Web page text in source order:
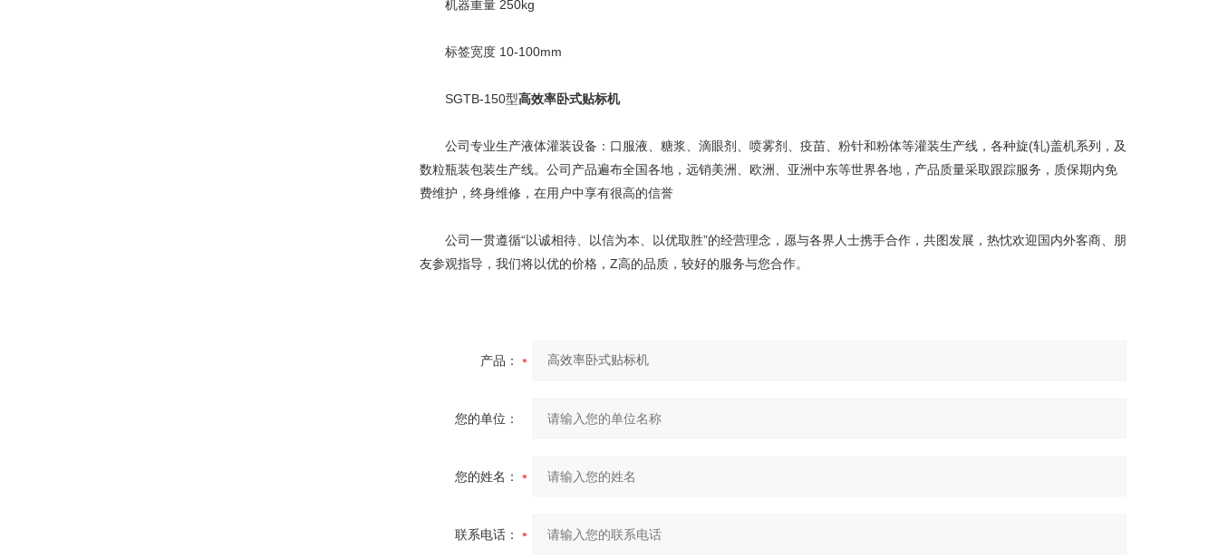
机器重量 250kg
标签宽度 10-100mm
SGTB-150型高效率卧式贴标机
公司专业生产液体灌装设备：口服液、糖浆、滴眼剂、喷雾剂、疫苗、粉针和粉体等灌装生产线，各种旋(轧)盖机系列，及
数粒瓶装包装生产线。公司产品遍布全国各地，远销美洲、欧洲、亚洲中东等世界各地，产品质量采取跟踪服务，质保期内免
费维护，终身维修，在用户中享有很高的信誉
公司一贯遵循“以诚相待、以信为本、以优取胜”的经营理念，愿与各界人士携手合作，共图发展，热忱欢迎国内外客商、朋
友参观指导，我们将以优的价格，Z高的品质，较好的服务与您合作。
产品：
您的单位：
您的姓名：
联系电话：